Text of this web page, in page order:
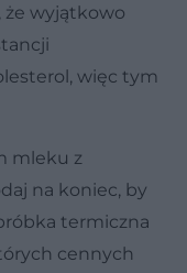
że wyjątkowo
więc tym
mleku z
na koniec, by
termiczna
cennych